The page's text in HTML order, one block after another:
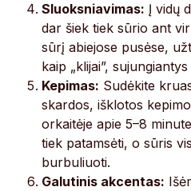
Sluoksniavimas: Į vidų
dar šiek tiek sūrio ant
sūrį abiejose pusėse,
kaip „klijai”,
Kepimas: Sudėkite
skardos, išklotos
orkaitėje apie 5–8
tiek patamsėti, o sūris
burbuliuoti.
Galutinis akcentas: